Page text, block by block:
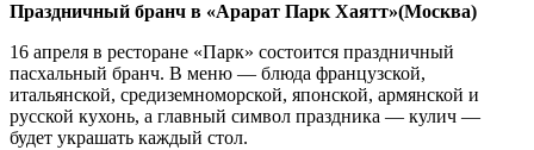
Праздничный бранч в «Арарат Парк Хаятт»(Москва)
16 апреля в ресторане «Парк» состоится праздничный
пасхальный бранч. В меню — блюда французской,
итальянской, средиземноморской, японской, армянской и
русской кухонь, а главный символ праздника — кулич —
будет украшать каждый стол.